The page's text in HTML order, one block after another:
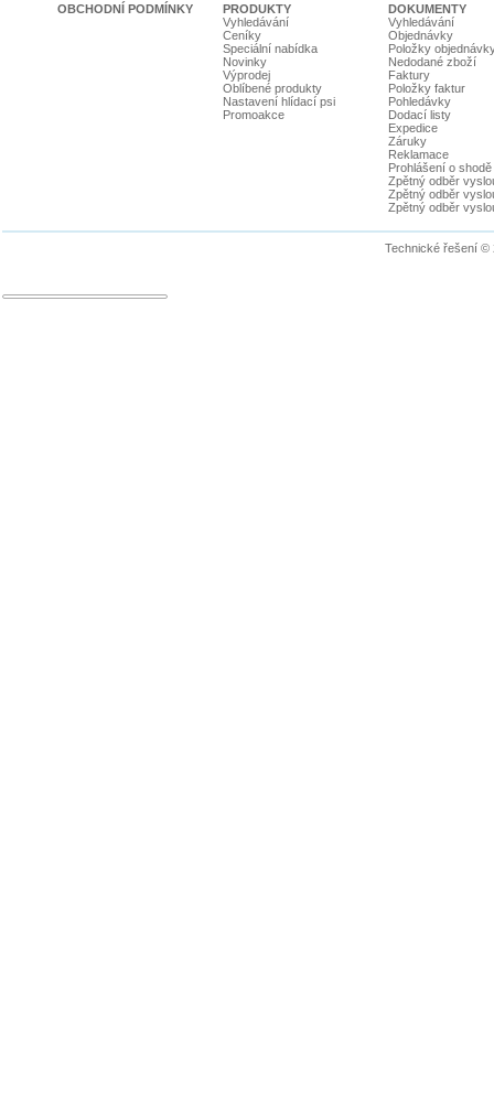
OBCHODNÍ PODMÍNKY
PRODUKTY
Vyhledávání
Ceníky
Speciální nabídka
Novinky
Výprodej
Oblíbené produkty
Nastavení hlídací psi
Promoakce
DOKUMENTY
Vyhledávání
Objednávky
Položky
Nedodané zboží
Faktury
Položky faktur
Pohledávky
Dodací listy
Expedice
Záruky
Reklamace
Prohlášení o shodě
Zpětný odběr
Zpětný odběr
Zpětný odběr
Technické řešení ©